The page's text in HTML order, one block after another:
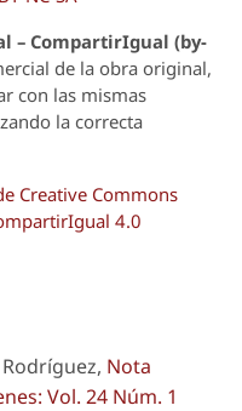
– CompartirIgual (by-
de la obra original,
con las mismas
la correcta
Creative Commons
4.0
Nota
Vol. 24 Núm. 1